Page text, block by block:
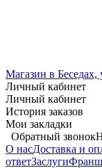
Магазин в Беседах,
Личный кабинет
Личный кабинет
История заказов
Мои закладки
Обратный звонок
О насДоставка и
ответЗаслуги